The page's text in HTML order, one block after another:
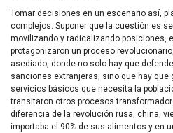
Tomar decisiones en un escenario así,
complejos. Suponer que la cuestión es
movilizando y radicalizando posiciones,
protagonizaron un proceso
asediado, donde no solo hay que
sanciones extranjeras, sino que hay que
servicios básicos que necesita la
transitaron otros procesos
diferencia de la revolución rusa, china,
importaba el 90% de sus alimentos y en